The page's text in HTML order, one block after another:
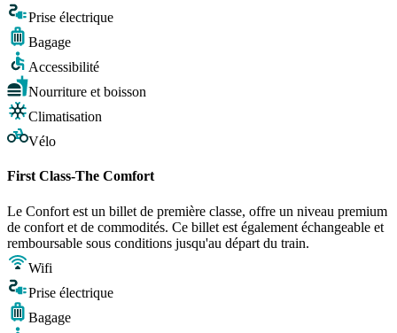
Prise électrique
Bagage
Accessibilité
Nourriture et boisson
Climatisation
Vélo
First Class-The Comfort
Le Confort est un billet de première classe, offre un niveau premium
de confort et de commodités. Ce billet est également échangeable et
remboursable sous conditions jusqu'au départ du train.
Wifi
Prise électrique
Bagage